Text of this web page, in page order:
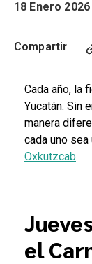
18 Enero 2026
Compartir
Cada año, la
Yucatán. Sin
manera
cada uno
Oxkutzcab.
el